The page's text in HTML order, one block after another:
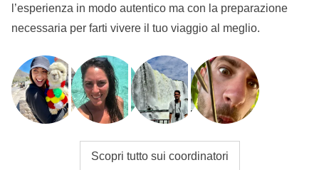
l’esperienza in modo autentico ma con la preparazione
necessaria per farti vivere il tuo viaggio al meglio.
Scopri tutto sui coordinatori